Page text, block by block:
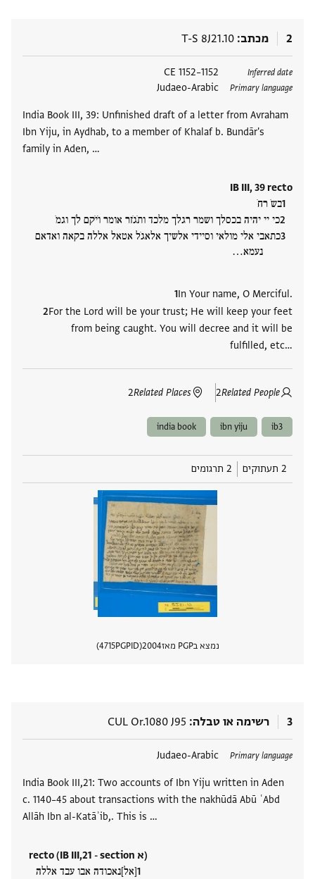
2 מכתב T-S 8J21.10
Inferred date
1152–1152 CE
Primary language
Judaeo-Arabic
India Book III, 39: Unfinished draft of a letter from Avraham
Ibn Yiju, in Aydhab, to a member of Khalaf b. Bundār's
family in Aden, …
IB III, 39 recto
בשֹ רחֹ
כי יי יהיה בכסלך ושמר רגלך מלכד ותֹגֹזר אומר וֹיֹקם לֹך וגמֹ
כתאבי אלי מולאי וסיידי אלשיך אלאגֹל אטאל אללה בקאה ואדאם
נעמא‮…
In Your name, O Merciful.
For the Lord will be your trust; He will keep your feet
from being caught. You will decree and it will be
fulfilled, etc‮…
Related People
2
Related Places
2
תגים
ib3
ibn yiju
india book
2 תעתוקים 2 תרגומים
נמצא בPGP מאז 2004
PGPID
4715
3 רשימה או טבלה CUL Or.1080 J95
Primary language
Judaeo-Arabic
India Book III,21: Two accounts of Ibn Yiju written in Aden
c. 1140–45 about transactions with the nakhūdā Abū ʿAbd
Allāh Ibn al-Katāʾib,. This is …
recto (IB III,21 - section א)
[אל]נאכודה אבו עבד אללה
תגים